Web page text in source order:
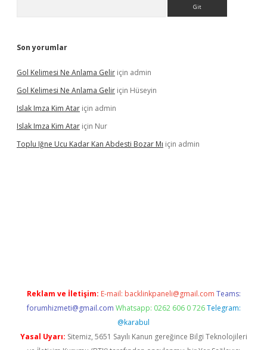
Son yorumlar
Gol Kelimesi Ne Anlama Gelir için admin
Gol Kelimesi Ne Anlama Gelir için Hüseyin
Islak Imza Kim Atar için admin
Islak Imza Kim Atar için Nur
Toplu Iğne Ucu Kadar Kan Abdesti Bozar Mı için admin
Reklam ve İletişim: E-mail: backlinkpaneli@gmail.com Teams:
forumhizmeti@gmail.com Whatsapp: 0262 606 0 726 Telegram:
@karabul
Yasal Uyarı: Sitemiz, 5651 Sayılı Kanun gereğince Bilgi Teknolojileri